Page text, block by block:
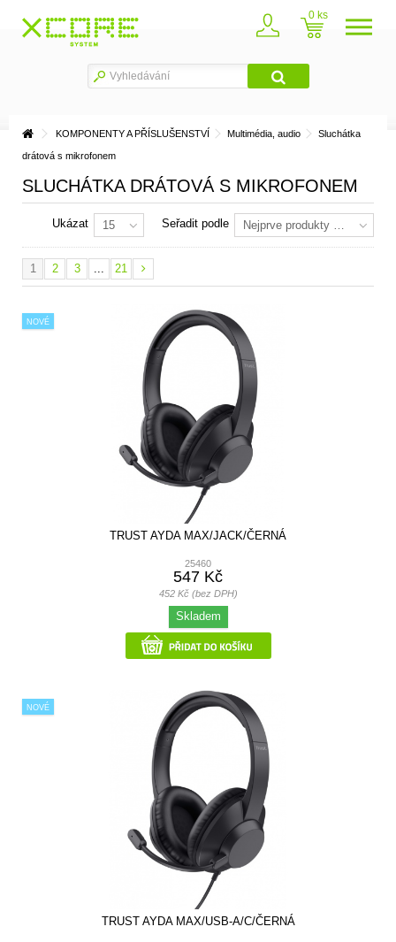
0
KOMPONENTY A PŘÍSLUŠENSTVÍ Multimédia, audio Sluchátka
drátová s mikrofonem
SLUCHÁTKA DRÁTOVÁ S MIKROFONEM
Seřadit podle Nejprve produkty skladem
Ukázat 15
1 2 3 ... 21
NOVÉ
TRUST AYDA MAX/JACK/ČERNÁ
25460
547 Kč
452 Kč (bez DPH)
Skladem
NOVÉ
TRUST AYDA MAX/USB-A/C/ČERNÁ